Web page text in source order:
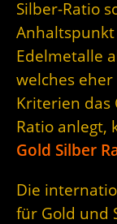
Silber-Ratio
Edelmetalle
welches
Kriterien das
Ratio anlegt,
Gold Silber
Die
für Gold und